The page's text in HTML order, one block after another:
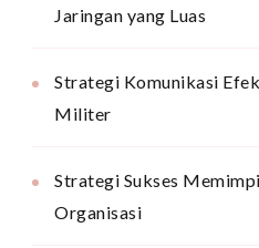
Jaringan yang Luas
Strategi Komunikasi
Militer
Strategi Sukses
Organisasi